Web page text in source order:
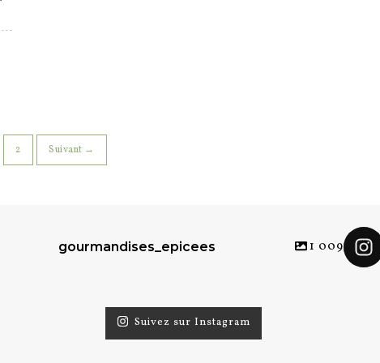
2 Suivant →
gourmandises_epicees 1 009
Suivez sur Instagram